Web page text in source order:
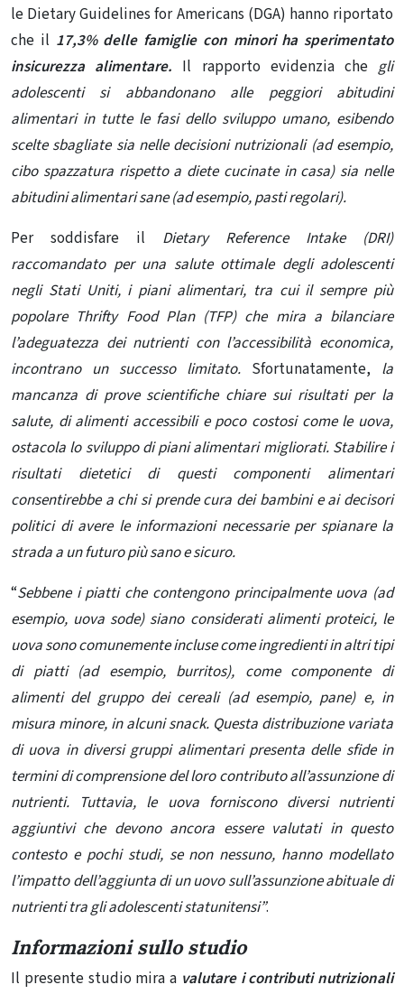
le Dietary Guidelines for Americans (DGA) hanno riportato
che il 17,3% delle famiglie con minori ha sperimentato
insicurezza alimentare. Il rapporto evidenzia che gli
adolescenti si abbandonano alle peggiori abitudini
alimentari in tutte le fasi dello sviluppo umano, esibendo
scelte sbagliate sia nelle decisioni nutrizionali (ad esempio,
cibo spazzatura rispetto a diete cucinate in casa) sia nelle
abitudini alimentari sane (ad esempio, pasti regolari).
Per soddisfare il Dietary Reference Intake (DRI)
raccomandato per una salute ottimale degli adolescenti
negli Stati Uniti, i piani alimentari, tra cui il sempre più
popolare Thrifty Food Plan (TFP) che mira a bilanciare
l’adeguatezza dei nutrienti con l’accessibilità economica,
incontrano un successo limitato. Sfortunatamente, la
mancanza di prove scientifiche chiare sui risultati per la
salute, di alimenti accessibili e poco costosi come le uova,
ostacola lo sviluppo di piani alimentari migliorati. Stabilire i
risultati dietetici di questi componenti alimentari
consentirebbe a chi si prende cura dei bambini e ai decisori
politici di avere le informazioni necessarie per spianare la
strada a un futuro più sano e sicuro.
“Sebbene i piatti che contengono principalmente uova (ad
esempio, uova sode) siano considerati alimenti proteici, le
uova sono comunemente incluse come ingredienti in altri tipi
di piatti (ad esempio, burritos), come componente di
alimenti del gruppo dei cereali (ad esempio, pane) e, in
misura minore, in alcuni snack. Questa distribuzione variata
di uova in diversi gruppi alimentari presenta delle sfide in
termini di comprensione del loro contributo all’assunzione di
nutrienti. Tuttavia, le uova forniscono diversi nutrienti
aggiuntivi che devono ancora essere valutati in questo
contesto e pochi studi, se non nessuno, hanno modellato
l’impatto dell’aggiunta di un uovo sull’assunzione abituale di
nutrienti tra gli adolescenti statunitensi”.
Informazioni sullo studio
Il presente studio mira a valutare i contributi nutrizionali